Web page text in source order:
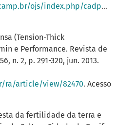
cadpagu/article/view/8658138
(Tension-Thick
e Performance. Revista de
n. 2, p. 291-320, jun. 2013.
ra/article/view/82470. Acesso
da fertilidade da terra e